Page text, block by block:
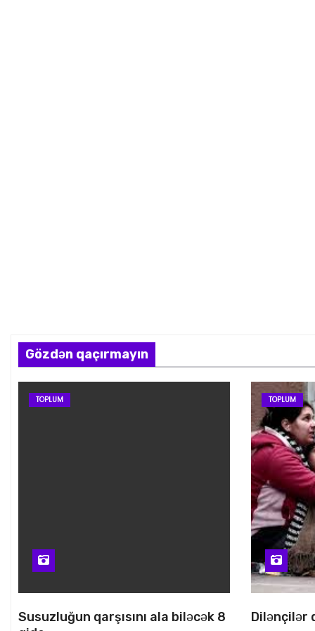
Gözdən qaçırmayın
TOPLUM
Susuzluğun qarşısını ala biləcək 8
TOPLUM
Dilənçilər